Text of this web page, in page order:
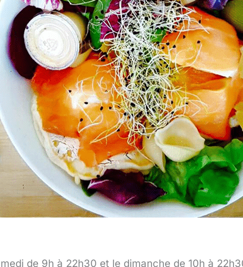
de 9h à 22h30 et le dimanche de 10h à